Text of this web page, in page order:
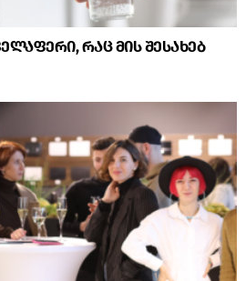
რაც მის შესახებ